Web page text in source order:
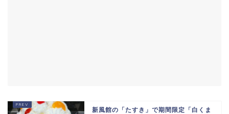
新風館の「たすき」で期間限定「白くま